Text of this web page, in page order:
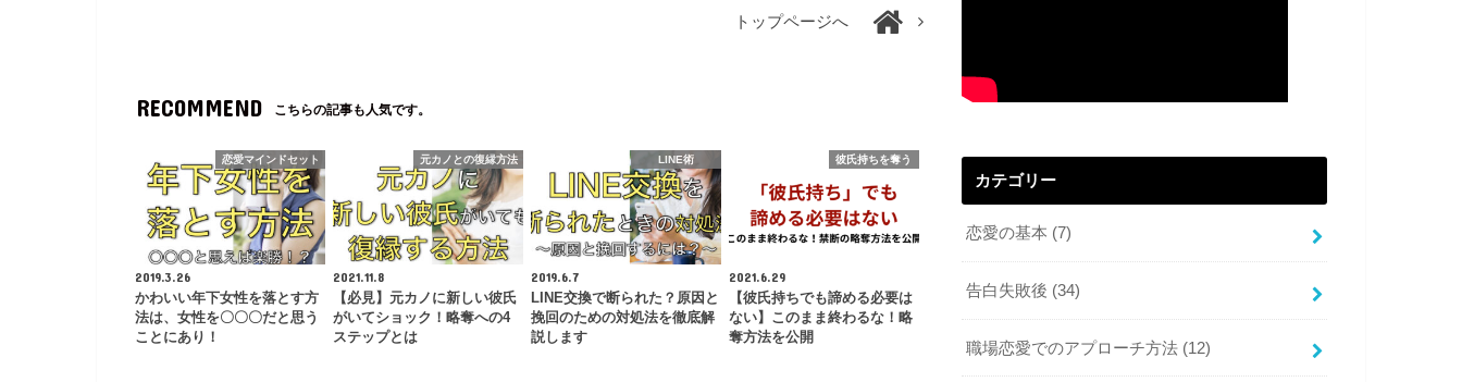
だ
さ
い。
トップページへ
RECOMMEND こちらの記事も人気です。
恋愛マインドセット
2019.3.26
かわいい年下女性を落とす方
法は、女性を〇〇〇だと思う
ことにあり！
元カノとの復縁方法
2021.11.8
【必見】元カノに新しい彼氏
がいてショック！略奪への4
ステップとは
LINE術
2019.6.7
LINE交換で断られた？原因と
挽回のための対処法を徹底解
説します
彼氏持ちを奪う
2021.6.29
【彼氏持ちでも諦める必要は
ない】このまま終わるな！略
奪方法を公開
カテゴリー
恋愛の基本 (7)
告白失敗後 (34)
職場恋愛でのアプローチ方法 (12)